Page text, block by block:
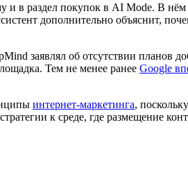
в раздел покупок в AI Mode. В
дополнительно объяснит,
заявлял об отсутствии планов
Тем не менее ранее Google
интернет-маркетинга,
к среде, где размещение